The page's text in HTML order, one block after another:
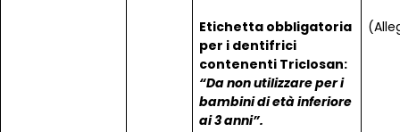
Etichetta obbligatoria
per i dentifrici
contenenti Triclosan:
“Da non utilizzare per i
bambini di età inferiore
ai 3 anni”.